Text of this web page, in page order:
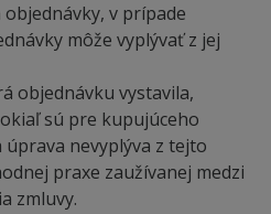
v prípade
môže vyplývať z jej
objednávku vystavila,
sú pre kupujúceho
úprava nevyplýva z tejto
praxe zaužívanej medzi
zmluvy.